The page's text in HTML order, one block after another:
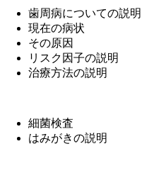
歯周病についての説明
現在の病状
その原因
リスク因子の説明
治療方法の説明
細菌検査
はみがきの説明